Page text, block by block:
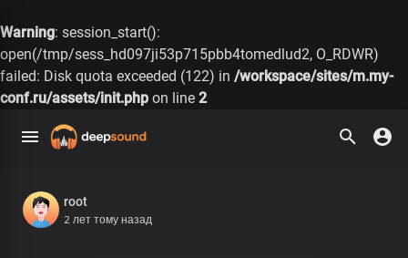
Warning: session_start():
open(/tmp/sess_hd097ji53p715pbb4tomedlud2, O_RDWR)
failed: Disk quota exceeded (122) in /workspace/sites/m.my-
conf.ru/assets/init.php on line 2
root
2 лет тому назад